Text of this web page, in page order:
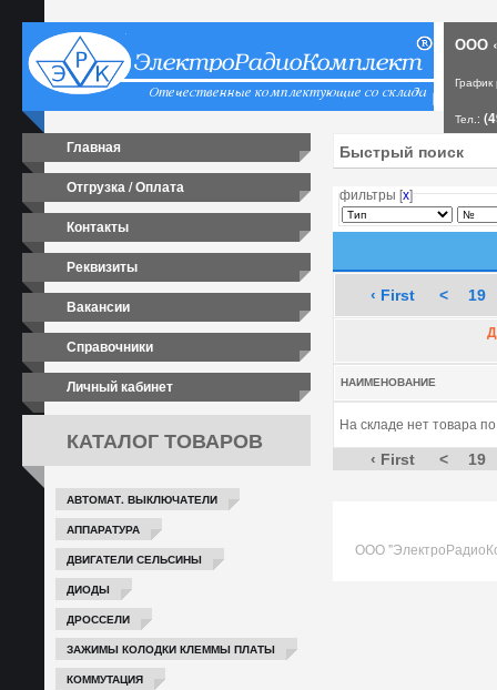
ООО
Тел.:
Главная
Отгрузка / Оплата
Контакты
Реквизиты
Вакансии
Справочники
Личный кабинет
КАТАЛОГ ТОВАРОВ
АВТОМАТ. ВЫКЛЮЧАТЕЛИ
АППАРАТУРА
ДВИГАТЕЛИ СЕЛЬСИНЫ
ДИОДЫ
ДРОССЕЛИ
ЗАЖИМЫ КОЛОДКИ КЛЕММЫ ПЛАТЫ
КОММУТАЦИЯ
фильтры [х]
‹ First < 19
НАИМЕНОВАНИЕ
На складе нет товара
‹ First < 19
ООО